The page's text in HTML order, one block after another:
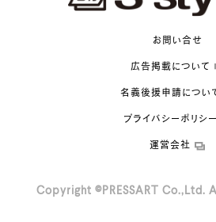
お問い合せ
広告掲載について
名義後援申請につい
プライバシーポリシー
運営会社
Copyright ©PRESSART Co.,Ltd.